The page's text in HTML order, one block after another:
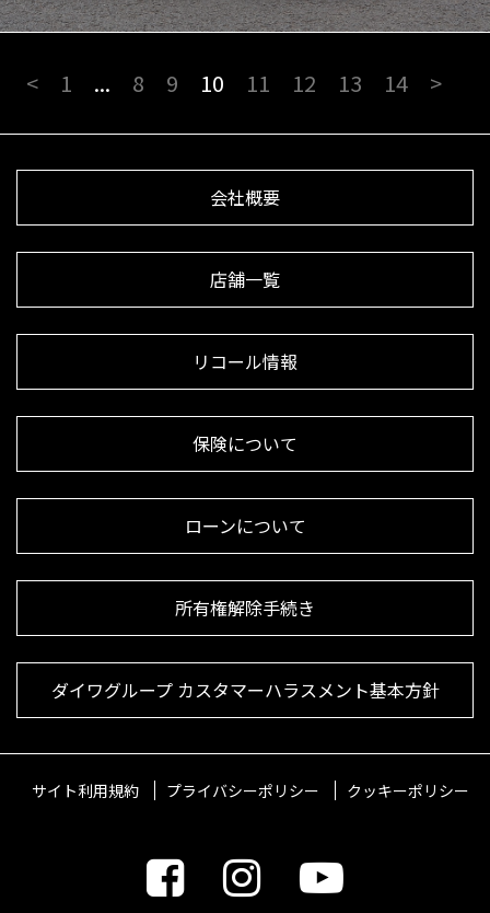
< 1 ... 8 9 10 11 12 13 14 >
会社概要
店舗一覧
リコール情報
保険について
ローンについて
所有権解除手続き
ダイワグループ カスタマーハラスメント基本方針
サイト利用規約 プライバシーポリシー クッキーポリシー